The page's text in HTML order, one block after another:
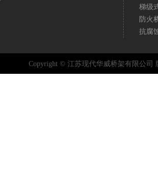
梯级
防火
抗腐
Copyright © 江苏现代华威桥架有限公司